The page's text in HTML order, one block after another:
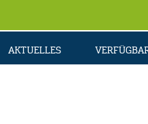
AKTUELLES